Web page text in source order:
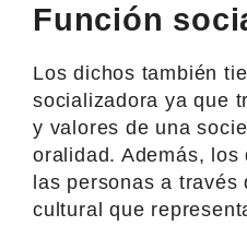
Función
Los dichos también
socializadora ya que
y valores de una
oralidad. Además, los
las personas a través
cultural que